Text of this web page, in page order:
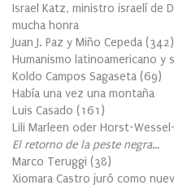
Israel Katz, ministro israelí de
mucha honra
Juan J. Paz y Miño Cepeda (342)
Humanismo latinoamericano y
Koldo Campos Sagaseta (69)
Había una vez una montaña
Luis Casado (161 )
Lili Marleen oder Horst-
El retorno de la peste negra…
Marco Teruggi (38)
Xiomara Castro juró como